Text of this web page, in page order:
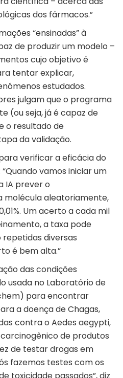
dos fármacos.”
“ensinadas” à
de produzir um modelo –
cujo objetivo é
tentar explicar,
estudados.
julgam que o programa
(ou seja, já é capaz de
o resultado de
da validação.
verificar a eficácia do
vamos iniciar um
IA prever o
aleatoriamente,
Um acerto a cada mil
a taxa pode
repetidas diversas
é bem alta.”
das condições
usada no Laboratório de
para encontrar
a doença de Chagas,
contra o Aedes aegypti,
de produtos
de testar drogas em
fazemos testes com os